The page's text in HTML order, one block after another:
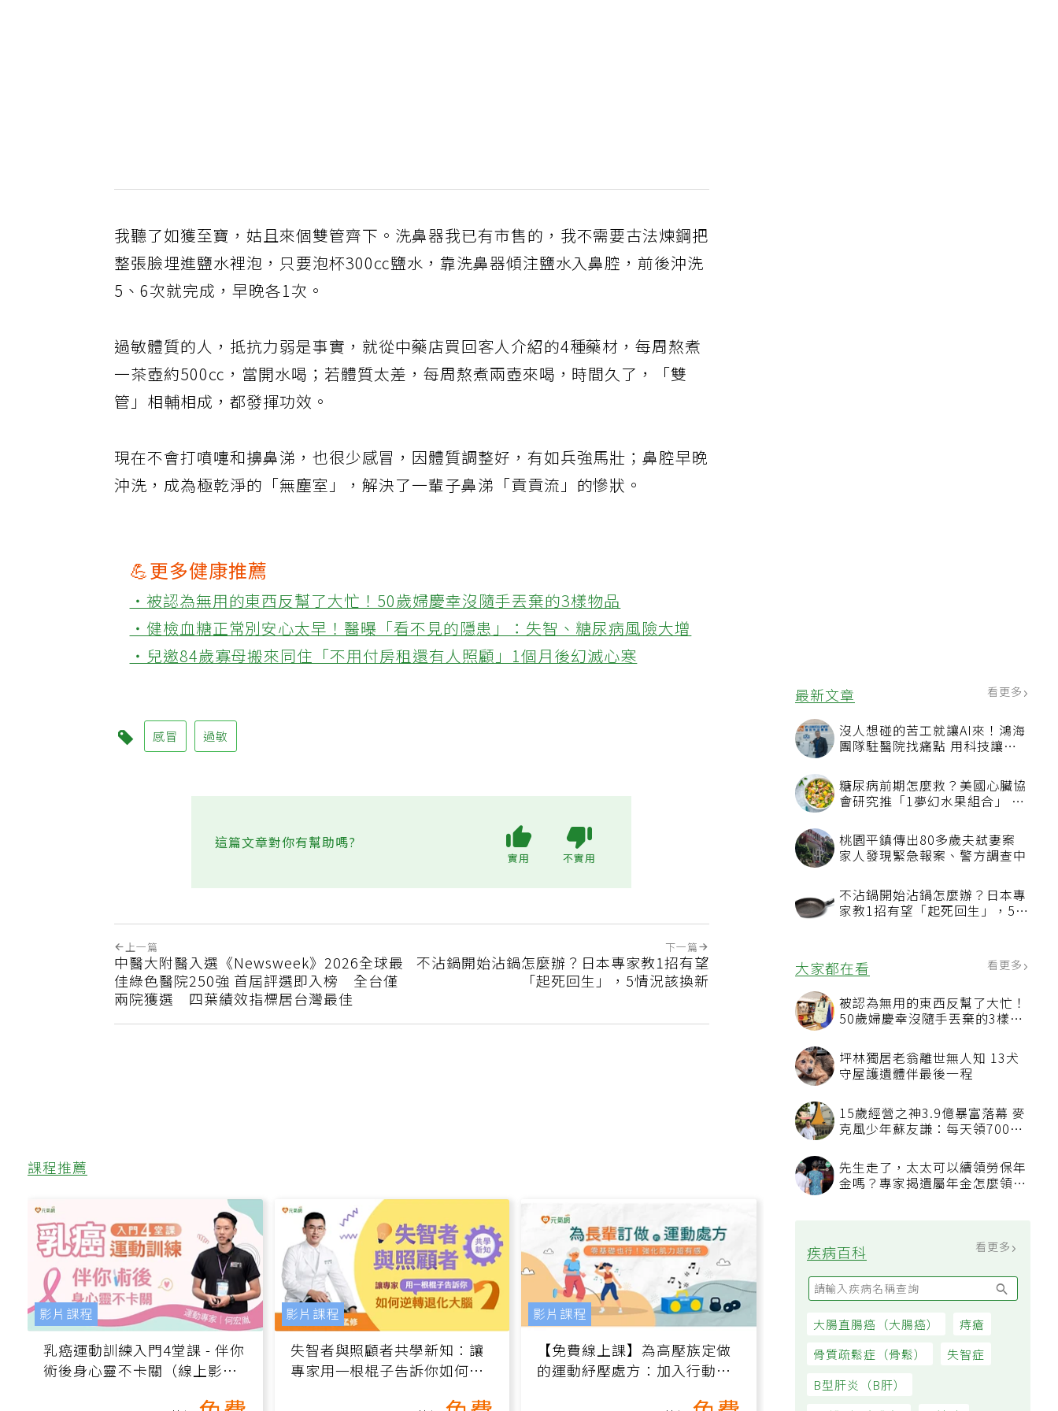
最新文章 看更多
沒人想碰的苦工就讓AI來！鴻海
團隊駐醫院找痛點 用科技讓醫
糖尿病前期怎麼救？美國心臟協
會研究推「1夢幻水果組合」 酪
桃園平鎮傳出80多歲夫弒妻案
家人發現緊急報案、警方調查中
不沾鍋開始沾鍋怎麼辦？日本專
家教1招有望「起死回生」，5情
大家都在看
被認為無用的東西反幫了大忙！
50歲婦慶幸沒隨手丟棄的3樣物
坪林獨居老翁離世無人知 13犬
守屋護遺體伴最後一程
15歲經營之神3.9億暴富落幕 麥
克風少年蘇友謙：每天領700元
過日子
先生走了，太太可以續領勞保年
疾病百科
我聽了如獲至寶，姑且來個雙管齊下。洗鼻器我已有市售的，我不需要古法煉鋼把
整張臉埋進鹽水裡泡，只要泡杯300㏄鹽水，靠洗鼻器傾注鹽水入鼻腔，前後沖洗
5、6次就完成，早晚各1次。
過敏體質的人，抵抗力弱是事實，就從中藥店買回客人介紹的4種藥材，每周熬煮
一茶壺約500㏄，當開水喝；若體質太差，每周熬煮兩壺來喝，時間久了，「雙
管」相輔相成，都發揮功效。
現在不會打噴嚏和擤鼻涕，也很少感冒，因體質調整好，有如兵強馬壯；鼻腔早晚
沖洗，成為極乾淨的「無塵室」，解決了一輩子鼻涕「貢貢流」的慘狀。
💪更多健康推薦
‧被認為無用的東西反幫了大忙！50歲婦慶幸沒隨手丟棄的3樣物品
‧健檢血糖正常別安心太早！醫曝「看不見的隱患」：失智、糖尿病風險大增
‧兒邀84歲寡母搬來同住「不用付房租還有人照顧」1個月後幻滅心寒
感冒 過敏
這篇文章對你有幫助嗎?
上一篇
中醫大附醫入選《Newsweek》2026全球最
佳綠色醫院250強 首屆評選即入榜 全台僅
兩院獲選 四葉績效指標居台灣最佳
下一篇
不沾鍋開始沾鍋怎麼辦？日本專家教1招有望
「起死回生」，5情況該換新
課程推薦
乳癌運動訓練入門4堂課 - 伴你
術後身心靈不卡關（線上影音
影片課程
失智者與照顧者共學新知：讓
專家用一根棍子告訴你如何逆
轉退化大腦（線上影音課）
影片課程
【免費線上課】為高壓族定做
的運動紓壓處方：加入行動、
增肌、互動元素，0基礎也能
影片課程